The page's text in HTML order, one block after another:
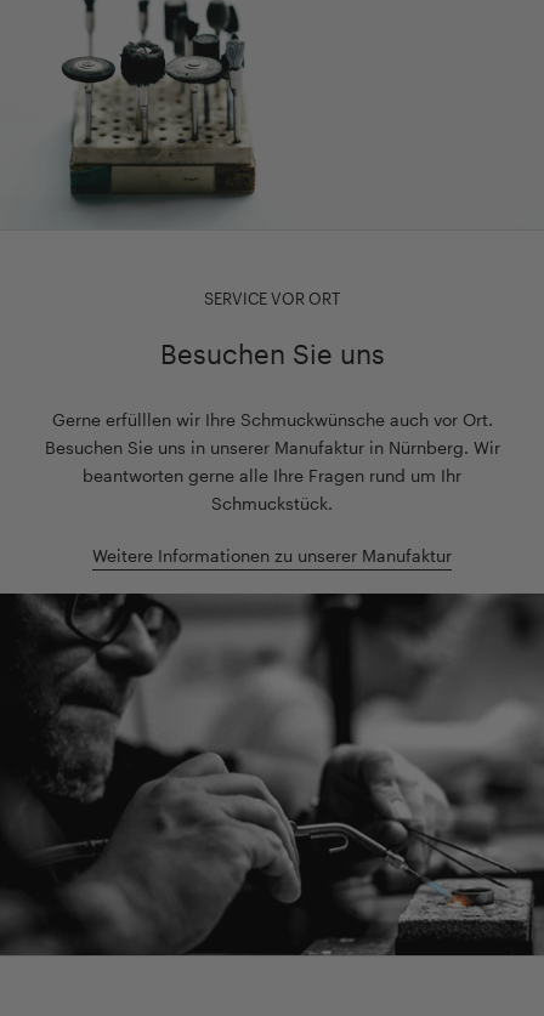
SERVICE VOR ORT
Besuchen Sie uns
Gerne erfülllen wir Ihre Schmuckwünsche auch vor Ort.
Besuchen Sie uns in unserer Manufaktur in Nürnberg. Wir
beantworten gerne alle Ihre Fragen rund um Ihr
Schmuckstück.
Weitere Informationen zu unserer Manufaktur